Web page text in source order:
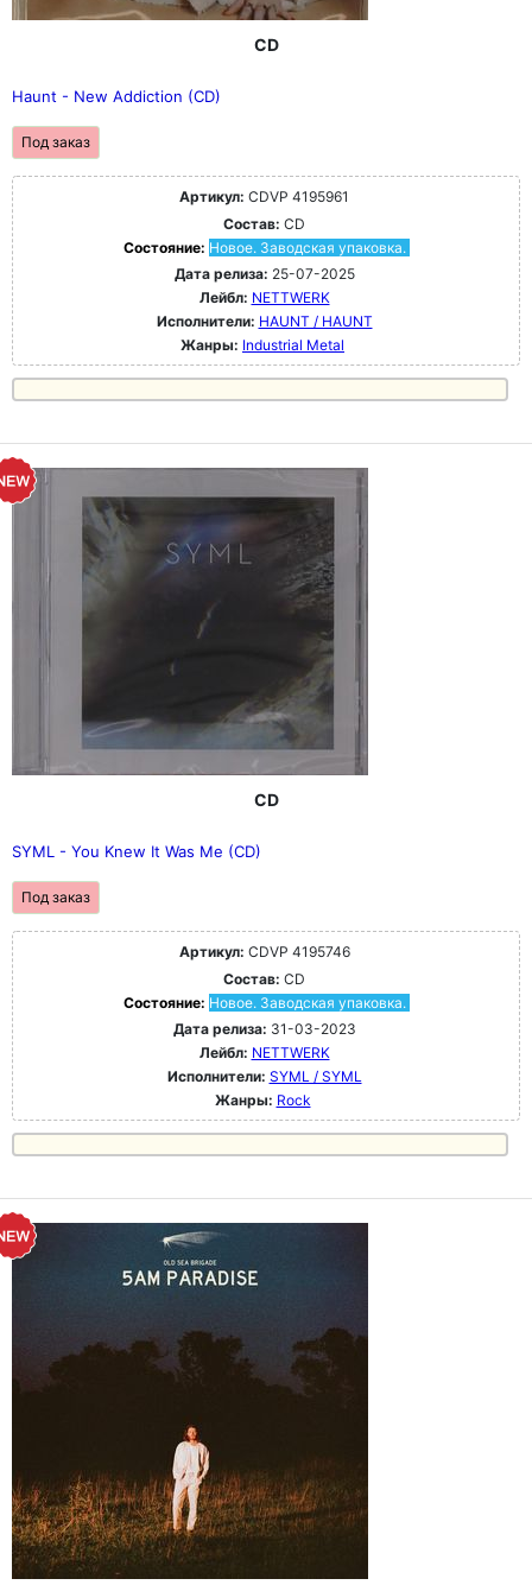
CD
Haunt - New Addiction (CD)
Под заказ
Артикул: CDVP 4195961
Состав: CD
Состояние: Новое. Заводская упаковка.
Дата релиза: 25-07-2025
Лейбл: NETTWERK
Исполнители: HAUNT / HAUNT
Жанры: Industrial Metal
CD
SYML - You Knew It Was Me (CD)
Под заказ
Артикул: CDVP 4195746
Состав: CD
Состояние: Новое. Заводская упаковка.
Дата релиза: 31-03-2023
Лейбл: NETTWERK
Исполнители: SYML / SYML
Жанры: Rock